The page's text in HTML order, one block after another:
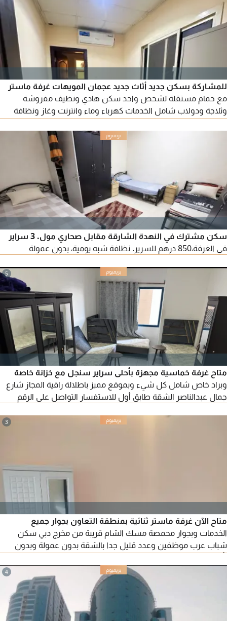
للمشاركة بسكن جديد أثاث جديد عجمان المويهات غرفة ماستر
مع حمام مستقلة لشخص واحد سكن هادي ونظيف مفروشة
وثلاجة ودولاب شامل الخدمات كهرباء وماء وانترنت وغاز ونظافة
سكن مشترك في النهدة الشارقة مقابل صحاري مول. 3 سراير
في الغرفة،850 درهم للسرير. نظافة شبه يومية، بدون عمولة
5
متاح غرفة خماسية مجهزة بأحلى سراير سنجل مع خزانة خاصة
وبراد خاص شامل كل شيء وبموقع مميز باطلالة راقية المجاز شارع
جمال عبدالناصر الشقة طابق أول للاستفسار التواصل على الرقم
3
متاح الآن غرفة ماستر ثنائية بمنطقة التعاون بجوار جميع
الخدمات وبجوار محمصة مسك الشام قريبة من مخرج دبي سكن
شباب عرب موظفين وعدد قليل جدا بالشقة بدون عمولة وبدون
4